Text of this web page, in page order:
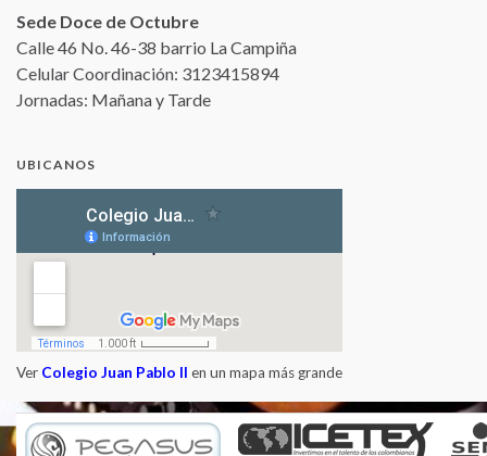
Sede Doce de Octubre
Calle 46 No. 46-38 barrio La Campiña
Celular Coordinación: 3123415894
Jornadas: Mañana y Tarde
UBICANOS
Ver Colegio Juan Pablo II en un mapa más grande